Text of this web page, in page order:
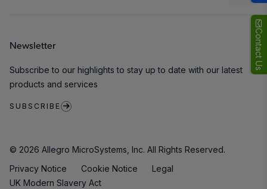
Contact Us
联系我们
Newsletter
Subscribe to our highlights to stay up to date with our latest
products and services
SUBSCRIBE
© 2026 Allegro MicroSystems, Inc. All Rights Reserved.
Privacy Notice
Cookie Notice
Legal
UK Modern Slavery Act